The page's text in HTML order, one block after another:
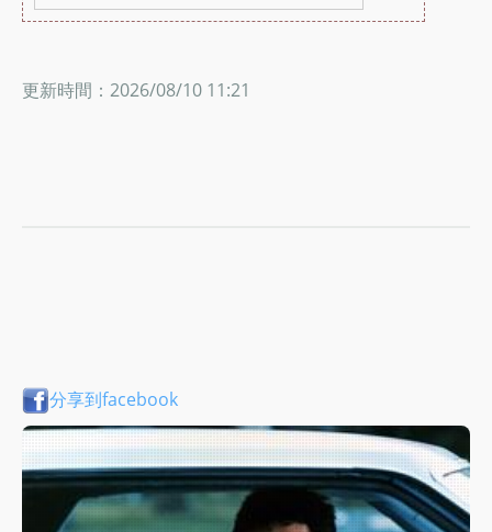
更新時間：2026/08/10 11:21
分享到facebook